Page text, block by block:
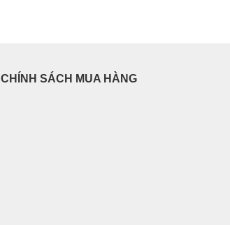
CHÍNH SÁCH MUA HÀNG